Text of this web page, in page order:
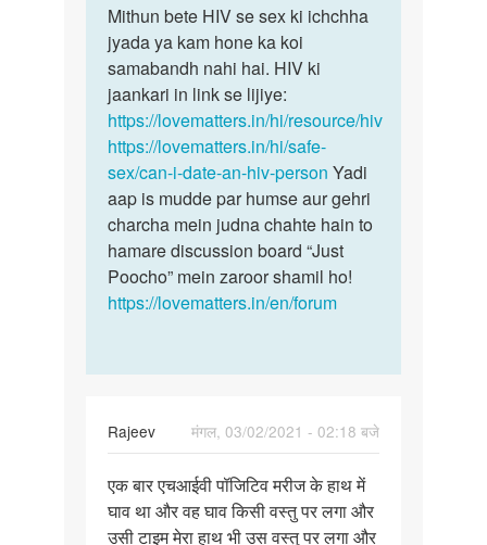
to
Kiya
HIV
hone
par
usko
Sex…
by
Mithun
Ray
Mithun
bete
HIV
se
sex
ki…
Mithun bete HIV se sex ki ichchha
jyada ya kam hone ka koi
samabandh nahi hai. HIV ki
jaankari in link se lijiye:
https://lovematters.in/hi/resource/hiv
https://lovematters.in/hi/safe-
sex/can-i-date-an-hiv-person Yadi
aap is mudde par humse aur gehri
charcha mein judna chahte hain to
hamare discussion board “Just
Poocho” mein zaroor shamil ho!
https://lovematters.in/en/forum
Rajeev
मंगल, 03/02/2021 - 02:18 बजे
एक
बार
एचआईवी
एक बार एचआईवी पॉजिटिव मरीज के हाथ में
घाव था और वह घाव किसी वस्तु पर लगा और
उसी टाइम मेरा हाथ भी उस वस्तु पर लगा और